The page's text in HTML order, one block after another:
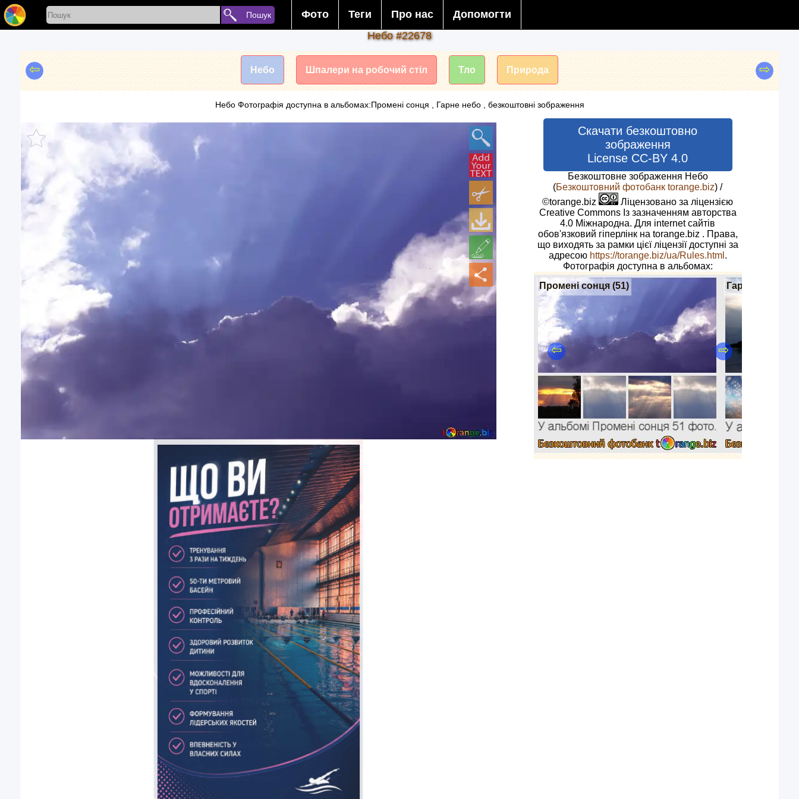
Пошук Фото Теги Про нас
Допомогти
Небо #22678
Небо Шпалери на робочий стіл Тло Природа
⇦ ⇨
Небо Фотографія доступна в альбомах:Промені сонця , Гарне небо , безкоштовні зображення
Скачати безкоштовно
зображення
License CC-BY 4.0
Безкоштовне зображення Небо
(Безкоштовний фотобанк torange.biz) /
©torange.biz
Ліцензовано за ліцензією
Creative Commons Із зазначенням авторства
4.0 Міжнародна. Для internet сайтів
обов'язковий гіперлінк на torange.biz . Права,
що виходять за рамки цієї ліцензії доступні за
адресою https://torange.biz/ua/Rules.html .
Фотографія доступна в альбомах:
Промені сонця (51)
Гарне небо
⇦ ⇨